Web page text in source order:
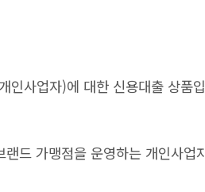
인사업자)에 대한 신용대출 상품
드 가맹점을 운영하는 개인사업